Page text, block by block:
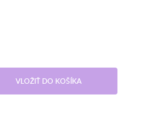
VLOŽIŤ DO KOŠÍKA